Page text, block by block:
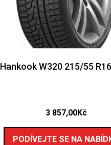
Hankook W320 215/55
3 857,00Kč
PODÍVEJTE SE NA